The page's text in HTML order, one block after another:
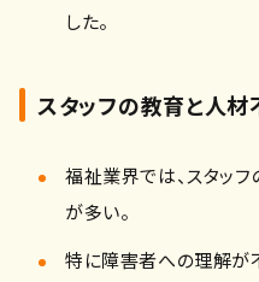
した。
スタッフの教育と人材
福祉業界では、スタッ
が多い。
特に障害者への理解が